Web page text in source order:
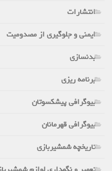
انتشارات
ایمنی و جلوگیری از مصدومیت
بدنسازی
برنامه ریزی
بیوگرافی پیشکسوتان
بیوگرافی قهرمانان
تاریخچه شمشیربازی